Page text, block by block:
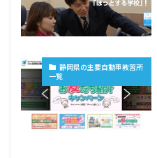
静岡県の主要自動車教習所
一覧